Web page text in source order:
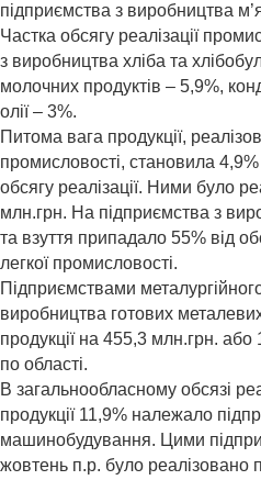
підприємства з виробництва
Частка обсягу реалізації
з виробництва хліба та
молочних продуктів – 5,9%,
олії – 3%.
Питома вага продукції,
промисловості, становила
обсягу реалізації. Ними було
млн.грн. На підприємства з
та взуття припадало 55% від
легкої промисловості.
Підприємствами
виробництва готових
продукції на 455,3 млн.грн. або
по області.
В загальнообласному обсязі
продукції 11,9% належало
машинобудування. Цими
жовтень п.р. було реалізовано